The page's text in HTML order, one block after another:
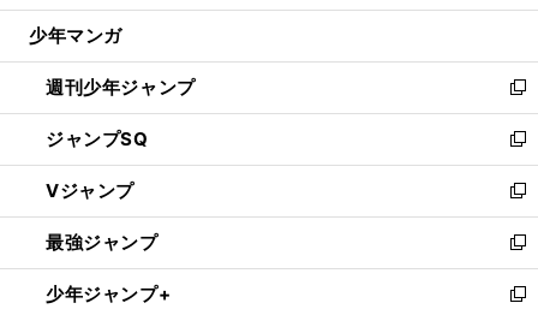
ウ
開
く
少年マンガ
週刊少年ジャンプ
新
し
い
ウ
ィ
ン
ド
ウ
で
ジャンプSQ
新
し
い
ウ
ィ
ン
ド
Vジャンプ
新
し
い
ウ
ィ
最強ジャンプ
新
し
い
少年ジャンプ+
新